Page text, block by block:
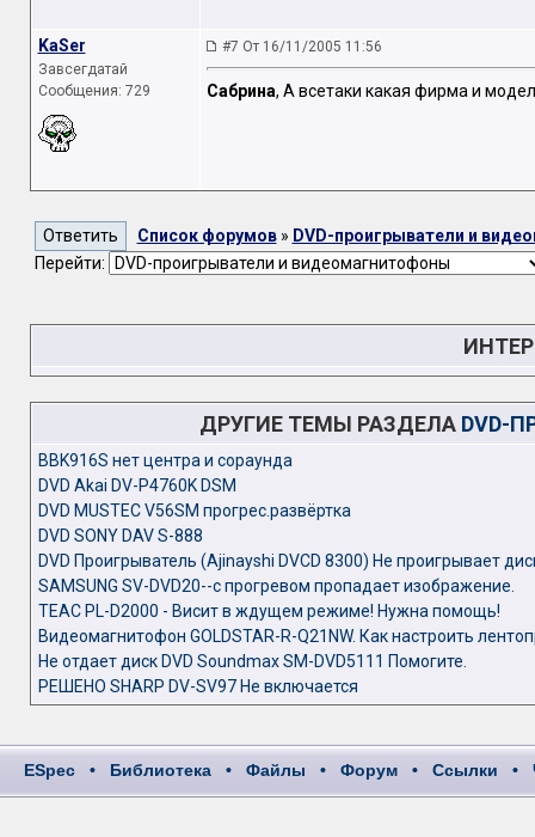
KaSer
Завсегдатай
Сообщения: 729
#7 От 16/11/2005 11:56
Сабрина, А всетаки какая фирма и
Список форумов» DVD-проигрыватели и
Перейти:
ДРУГИЕ ТЕМЫ РАЗДЕЛА DVD-
BBK916S нет центра и сораунда
DVD Akai DV-P4760K DSM
DVD MUSTEC V56SM прогрес.развёртка
DVD SONY DAV S-888
DVD Проигрыватель (Ajinayshi DVCD 8300) Не проигрывает
SAMSUNG SV-DVD20--с прогревом пропадает изображение.
TEAC PL-D2000 - Висит в ждущем режиме! Нужна помощь!
Видеомагнитофон GOLDSTAR-R-Q21NW. Как настроить
Не отдает диск DVD Soundmax SM-DVD5111 Помогите.
РЕШЕНО SHARP DV-SV97 Не включается
ESpec • Библиотека • Файлы • Форум • Ссылки •